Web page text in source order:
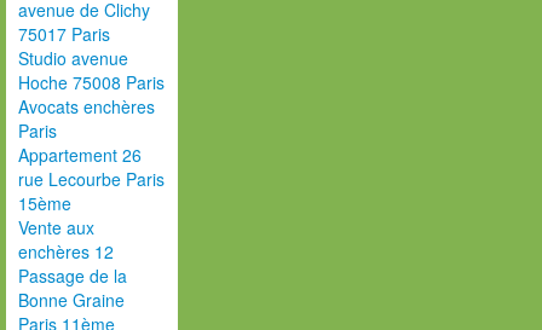
avenue de Clichy
75017 Paris
Studio avenue
Hoche 75008 Paris
Avocats enchères
Paris
Appartement 26
rue Lecourbe Paris
15ème
Vente aux
enchères 12
Passage de la
Bonne Graine
Paris 11ème